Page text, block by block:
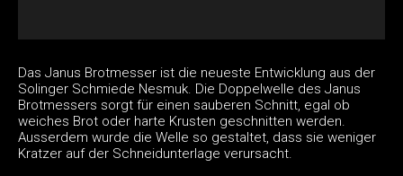
Das Janus Brotmesser ist die neueste Entwicklung aus der
Solinger Schmiede Nesmuk. Die Doppelwelle des Janus
Brotmessers sorgt für einen sauberen Schnitt, egal ob
weiches Brot oder harte Krusten geschnitten werden.
Ausserdem wurde die Welle so gestaltet, dass sie weniger
Kratzer auf der Schneidunterlage verursacht.